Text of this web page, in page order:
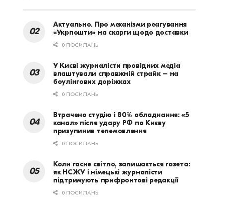
Актуально. Про механізми реагування
«Укрпошти» на скарги щодо доставки
0 ПОСИЛАНЬ
У Києві журналісти провідних медіа
влаштували справжній страйк – на
боулінгових доріжках
0 ПОСИЛАНЬ
Втрачено студію і 80% обладнання: «5
канал» після удару РФ по Києву
призупинив телемовлення
0 ПОСИЛАНЬ
Коли гасне світло, залишається газета:
як НСЖУ і німецькі журналісти
підтримують прифронтові редакції
0 ПОСИЛАНЬ